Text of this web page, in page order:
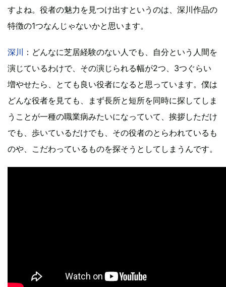
すよね。役者の魅力を見つけ出すというのは、深川作品の
特徴の1つなんじゃないかと思います。
深川 ：どんなに芝居経験のない人でも、自分という人間を
演じているわけで、その演じられる幅が2つ、3つぐらい
増やせたら、とても良い役者になると思っています。僕は
どんな役者を見ても、まず長所と短所を同時に探してしま
うことが一種の職業病みたいになっていて、挨拶しただけ
でも、歩いているだけでも、その役者のとらわれているも
のや、こだわっているものを探そうとしてしまうんです。